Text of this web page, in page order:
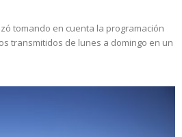
tomando en cuenta la programación
transmitidos de lunes a domingo en un